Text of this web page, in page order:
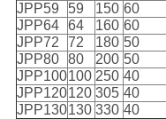
JPP59
59 150 60
JPP64 64 160 60
JPP72
72 180 50
JPP80 80 200 50
JPP100100 250 40
JPP120120 305 40
JPP130130 330 40